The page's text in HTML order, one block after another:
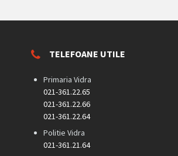
TELEFOANE UTILE
Primaria Vidra
021-361.22.65
021-361.22.66
021-361.22.64
Politie Vidra
021-361.21.64